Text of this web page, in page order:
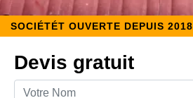
SOCIÉTÉT OUVERTE DEPUIS 2018
Devis gratuit